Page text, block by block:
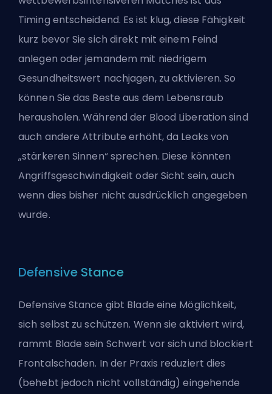
Timing entscheidend. Es ist klug, diese Fähigkeit
kurz bevor Sie sich direkt mit einem Feind
anlegen oder jemandem mit niedrigem
Gesundheitswert nachjagen, zu aktivieren. So
können Sie das Beste aus dem Lebensraub
herausholen. Während der Blood Liberation sind
auch andere Attribute erhöht, da Leaks von
„stärkeren Sinnen“ sprechen. Diese könnten
Angriffsgeschwindigkeit oder Sicht sein, auch
wenn dies bisher nicht ausdrücklich angegeben
wurde.
Defensive Stance
Defensive Stance gibt Blade eine Möglichkeit,
sich selbst zu schützen. Wenn sie aktiviert wird,
rammt Blade sein Schwert vor sich und blockiert
Frontalschaden. In der Praxis reduziert dies
(behebt jedoch nicht vollständig) eingehende